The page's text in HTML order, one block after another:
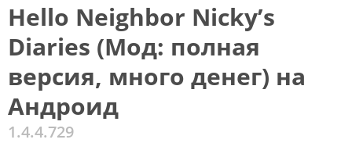
Hello Neighbor Nicky’s
Diaries (Мод: полная
версия, много денег) на
Андроид
1.4.4.729